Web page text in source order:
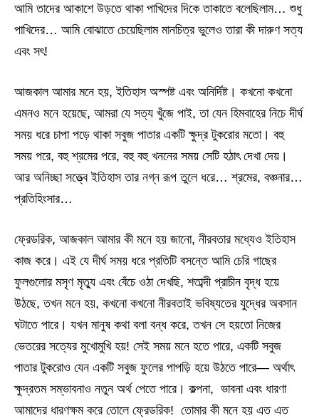
আমি তাদের আকাশে উড়তে থাকা পাখিদের দিকে তাকাতে বলেছিলাম… শুধু
পাখিদের… আমি বোঝাতে চেয়েছিলাম মানচিত্র ভুলেও তারা কী দারুণ সত্য
এবং সৎ!
আজকাল আমার মনে হয়, ইতিহাস অস্পষ্ট এবং অনির্দিষ্ট। কখনো কখনো
এমনও মনে হয়েছে, আমরা যে সত্য খুঁজে পাই, তা যেন হিমবাহের নিচে দীর্ঘ
সময় ধরে চাপা পড়ে থাকা সবুজ পাতার একটি ক্ষুদ্র টুকরোর মতো। বহু
সময় পরে, বহু শ্রমের পরে, বহু বহু খননের সময় সেটি হঠাৎ দেখা দেয়।
আর অনিচ্ছা সত্ত্বে ইতিহাস তার নগ্ন রূপ তুলে ধরে… শ্রমের, বঞ্চনার…
প্রতিহিংসার…
ফ্রেডরিক, আজকাল আমার কী মনে হয় জানো, নীরবতার মধ্যেও ইতিহাস
কাজ করে। এই যে দীর্ঘ সময় ধরে প্রতিটি বসন্তে আমি চেরি গাছের
ফুলগুলোর মসৃণ মৃত্যু এবং বেঁচে ওঠা দেখছি, শতাব্দী প্রাচীন বৃদ্ধ হয়ে
উঠছে, তখন মনে হয়, কখনো কখনো নীরবতাই ভবিষ্যতের যুদ্ধের অবসান
ঘটাতে পারে। যখন মানুষ কথা বলা বন্ধ করে, তখন সে হয়তো নিজের
ভেতরের সত্যের মুখোমুখি হয়! সেই সময় মনে হতে পারে, একটি সবুজ
পাতার টুকরোও যেন একটি সবুজ ফুলের পাপড়ি হয়ে উঠতে পারে— অর্থাৎ
ক্ষুদ্রতম সম্ভাবনাও নতুন অর্থ পেতে পারে। কল্পনা, ভাবনা এবং ধারণা
আমাদের ধারণক্ষম করে তোলে ফ্রেডরিক! তোমার কী মনে হয় এত এত